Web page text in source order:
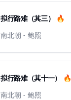
拟行路难（其三） 🔥
南北朝 - 鲍照
拟行路难（其十一） 🔥
南北朝 - 鲍照